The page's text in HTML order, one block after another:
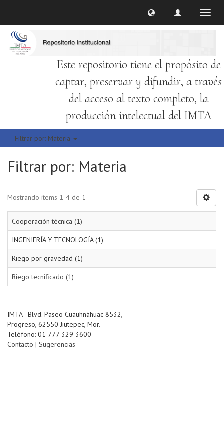
Este repositorio tiene el propósito de
captar, preservar y difundir, a través
del acceso al texto completo, la
producción intelectual del IMTA
Filtrar por: Materia
Filtrar por: Materia
Mostrando ítems 1-4 de 1
Cooperación técnica (1)
INGENIERÍA Y TECNOLOGÍA (1)
Riego por gravedad (1)
Riego tecnificado (1)
IMTA - Blvd. Paseo Cuauhnáhuac 8532,
Progreso, 62550 Jiutepec, Mor.
Teléfono: 01 777 329 3600
Contacto | Sugerencias